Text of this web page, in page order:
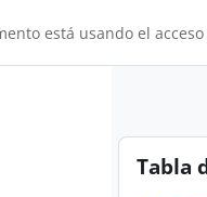
está usando el
Salta Tabla
Tabla